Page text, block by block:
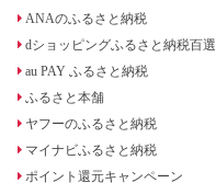
ANAのふるさと納税
dショッピングふるさと納税百選
au PAY ふるさと納税
ふるさと本舗
ヤフーのふるさと納税
マイナビふるさと納税
ポイント還元キャンペーン